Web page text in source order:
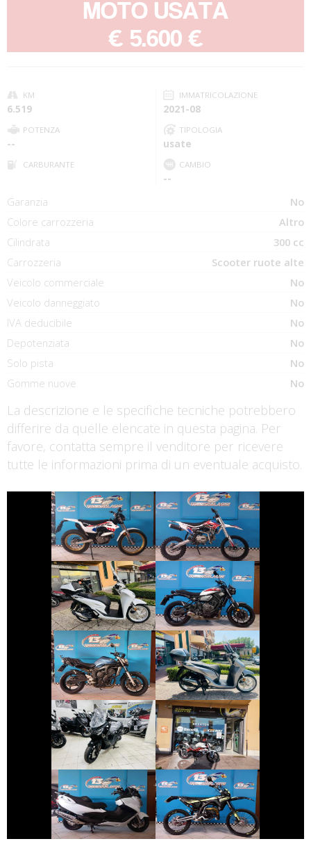
MOTO USATA
€ 5.600 €
KM
6.519
IMMATRICOLAZIONE
2021-08
POTENZA
--
TIPOLOGIA
usate
CARBURANTE CAMBIO
--
Garanzia
No
Colore carrozzeria
Altro
Cilindrata
300 cc
Carrozzeria
Scooter ruote alte
Veicolo commerciale
No
Veicolo danneggiato
No
IVA deducibile
No
Depotenziata
No
Solo pista
No
Gomme nuove
No
La descrizione e le specifiche tecniche potrebbero
differire da quelle elencate in questa pagina. Per
favore, contatta sempre il venditore per ricevere
tutte le informazioni prima di un eventuale acquisto.
MONTESA 4RIDE
ALTRA-MARCA
ALTRO-
MODELLO
HONDA SH
€ 3.390 €
YAMAHA XSR-
700
€ 5.990 €
YAMAHA FZ6
€ 3.290 €
HONDA SH
€ 3.150 €
SYM JOYRIDE
€ 4.290 €
BENELLI BN
€ 2.550 €
SUZUKI
BURGMAN-650
€ 5.890 €
FANTIC-MOTOR
XE
€ 2.990 €